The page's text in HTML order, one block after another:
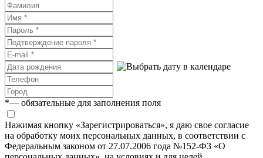
*— обязательные для заполнения поля
Нажимая кнопку «Зарегистрироваться», я даю свое согласие
на обработку моих персональных данных, в соответствии с
Федеральным законом от 27.07.2006 года №152-ФЗ «О